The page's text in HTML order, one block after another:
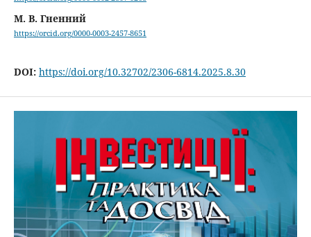
М. В. Гненний
https://orcid.org/0000-0003-2457-8651
DOI: https://doi.org/10.32702/2306-6814.2025.8.30